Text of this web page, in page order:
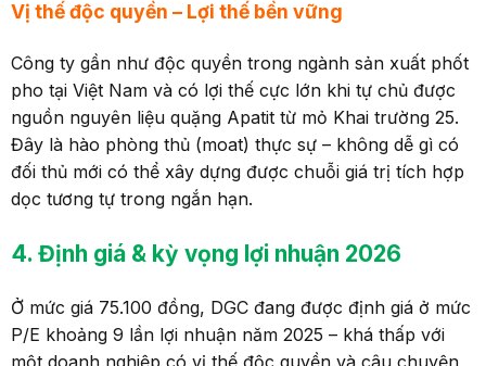
Vị thế độc quyền –Lợi thế bền vững
Công ty gần như độc quyền trong ngành sản xuất phốt
pho tại Việt Nam và có lợi thế cực lớn khi tự chủ được
nguồn nguyên liệu quặng Apatit từ mỏ Khai trường 25.
Đây là hào phòng thủ (moat) thực sự – không dễ gì có
đối thủ mới có thể xây dựng được chuỗi giá trị tích hợp
dọc tương tự trong ngắn hạn.
4. Định giá & kỳ vọng lợi nhuận 2026
Ở mức giá 75.100 đồng, DGC đang được định giá ở mức
P/E khoảng 9 lần lợi nhuận năm 2025 – khá thấp với
một doanh nghiệp có vị thế độc quyền và câu chuyện